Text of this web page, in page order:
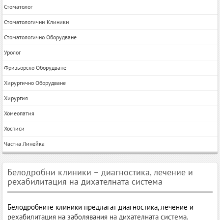
Стоматолог
Стоматологични Клиники
Стоматологично Оборудване
Уролог
Фризьорско Оборудване
Хирургично Оборудване
Хирургия
Хомеопатия
Хосписи
Частна Линейка
Белодробни клиники – диагностика, лечение и
рехабилитация на дихателната система
Белодробните клиники предлагат диагностика, лечение и
рехабилитация на заболявания на дихателната система.